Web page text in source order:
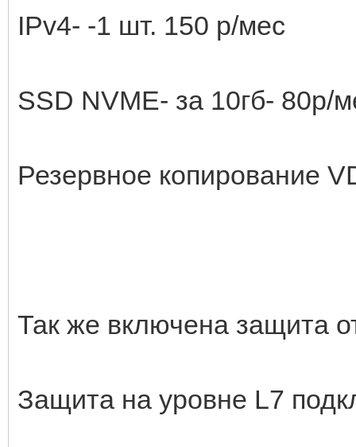
IPv4- -1 шт. 150 р/мес
SSD NVME- за 10гб- 80р/
Резервное копирование
Так же включена защита
Защита на уровне L7